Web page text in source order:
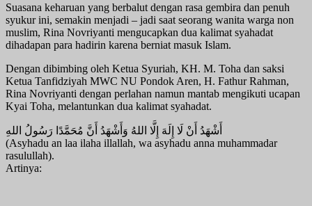
Suasana keharuan yang berbalut dengan rasa gembira dan penuh
syukur ini, semakin menjadi – jadi saat seorang wanita warga non
muslim, Rina Novriyanti mengucapkan dua kalimat syahadat
dihadapan para hadirin karena berniat masuk Islam.
Dengan dibimbing oleh Ketua Syuriah, KH. M. Toha dan saksi
Ketua Tanfidziyah MWC NU Pondok Aren, H. Fathur Rahman,
Rina Novriyanti dengan perlahan namun mantab mengikuti ucapan
Kyai Toha, melantunkan dua kalimat syahadat.
أَشْهَدُ أَنْ لَا إِلَهَ إِلَّا اللهُ وَأَشْهَدُ أَنَّ مُحَمَّدًا رَسُولُ اللهِ
(Asyhadu an laa ilaha illallah, wa asyhadu anna muhammadar
rasulullah).
Artinya: